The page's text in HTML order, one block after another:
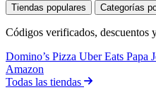
Tiendas populares Categorías
Códigos verificados, descuentos
Domino’s Pizza Uber Eats Papa
Amazon
Todas las tiendas